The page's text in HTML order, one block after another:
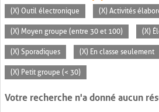
(X) Outil électronique (X) Activités
(X) Moyen groupe (entre 30 et 100) (X)
(X) Sporadiques (X) En classe seulement
(X) Petit groupe (< 30)
Votre recherche n'a donné aucun